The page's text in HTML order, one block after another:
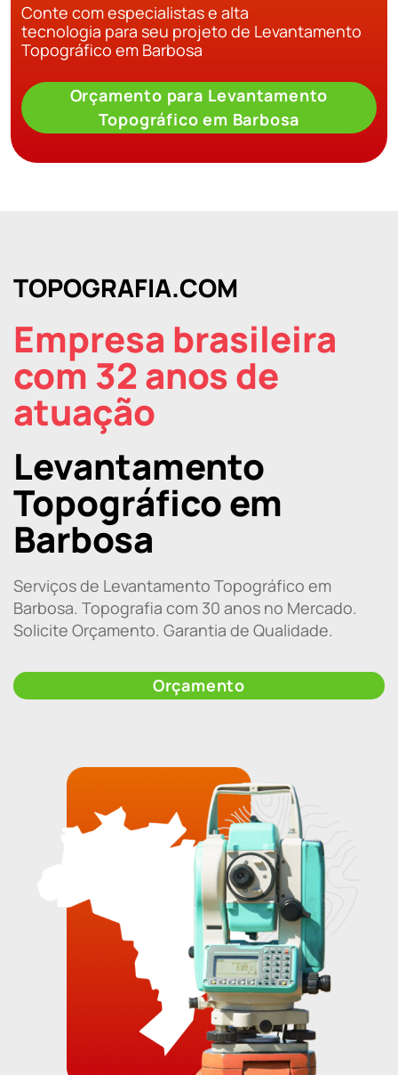
Conte com especialistas e alta
tecnologia para seu projeto de Levantamento
Topográfico em Barbosa
Orçamento para Levantamento
Topográfico em Barbosa
TOPOGRAFIA.COM
Empresa brasileira
com 32 anos de
atuação
Levantamento
Topográfico em
Barbosa
Serviços de Levantamento Topográfico em
Barbosa. Topografia com 30 anos no Mercado.
Solicite Orçamento. Garantia de Qualidade.
Orçamento